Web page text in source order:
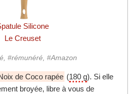
Silicone
Le Creuset
#rémunéré, #Amazon
de Coco rapée (180 g). Si elle
broyée, libre à vous de